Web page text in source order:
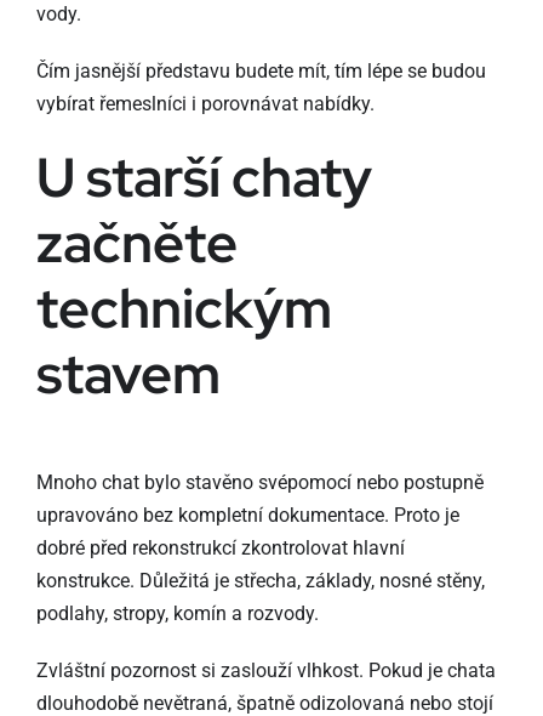
vody.
Čím jasnější představu budete mít, tím lépe se budou
vybírat řemeslníci i porovnávat nabídky.
U starší chaty
začněte
technickým
stavem
Mnoho chat bylo stavěno svépomocí nebo postupně
upravováno bez kompletní dokumentace. Proto je
dobré před rekonstrukcí zkontrolovat hlavní
konstrukce. Důležitá je střecha, základy, nosné stěny,
podlahy, stropy, komín a rozvody.
Zvláštní pozornost si zaslouží vlhkost. Pokud je chata
dlouhodobě nevětraná, špatně odizolovaná nebo stojí